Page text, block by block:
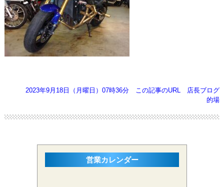
2023年9月18日（月曜日）07時36分 この記事のURL
店長ブログ
的場
営業カレンダー